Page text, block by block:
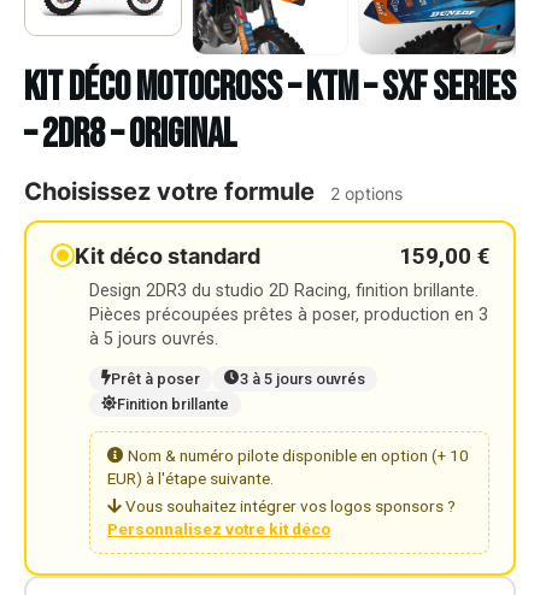
Kit déco Motocross – KTM – SXF SERIES
– 2DR8 – ORIGINAL
Choisissez votre formule 2 options
Kit déco standard 159,00 €
Design 2DR3 du studio 2D Racing, finition brillante.
Pièces précoupées prêtes à poser, production en 3
à 5 jours ouvrés.
Prêt à poser
3 à 5 jours ouvrés
Finition brillante
Nom & numéro pilote disponible en option (+ 10
EUR) à l'étape suivante.
Vous souhaitez intégrer vos logos sponsors ?
Personnalisez votre kit déco